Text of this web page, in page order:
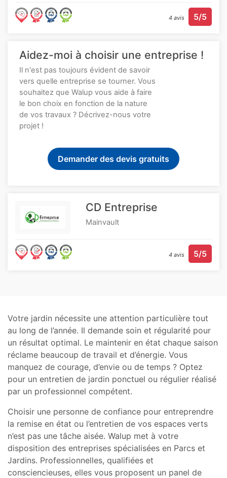
4 avis 5/5
Aidez-moi à choisir une entreprise !
Il n'est pas toujours évident de savoir
vers quelle entreprise se tourner. Vous
souhaitez que Walup vous aide à faire
le bon choix en fonction de la nature
de vos travaux ? Décrivez-nous votre
projet !
Demander des devis gratuits
CD Entreprise
Mainvault
4 avis 5/5
Votre jardin nécessite une attention particulière tout
au long de l’année. Il demande soin et régularité pour
un résultat optimal. Le maintenir en état chaque saison
réclame beaucoup de travail et d’énergie. Vous
manquez de courage, d’envie ou de temps ? Optez
pour un entretien de jardin ponctuel ou régulier réalisé
par un professionnel compétent.
Choisir une personne de confiance pour entreprendre
la remise en état ou l’entretien de vos espaces verts
n’est pas une tâche aisée. Walup met à votre
disposition des entreprises spécialisées en Parcs et
Jardins. Professionnelles, qualifiées et
consciencieuses, elles vous proposent un panel de